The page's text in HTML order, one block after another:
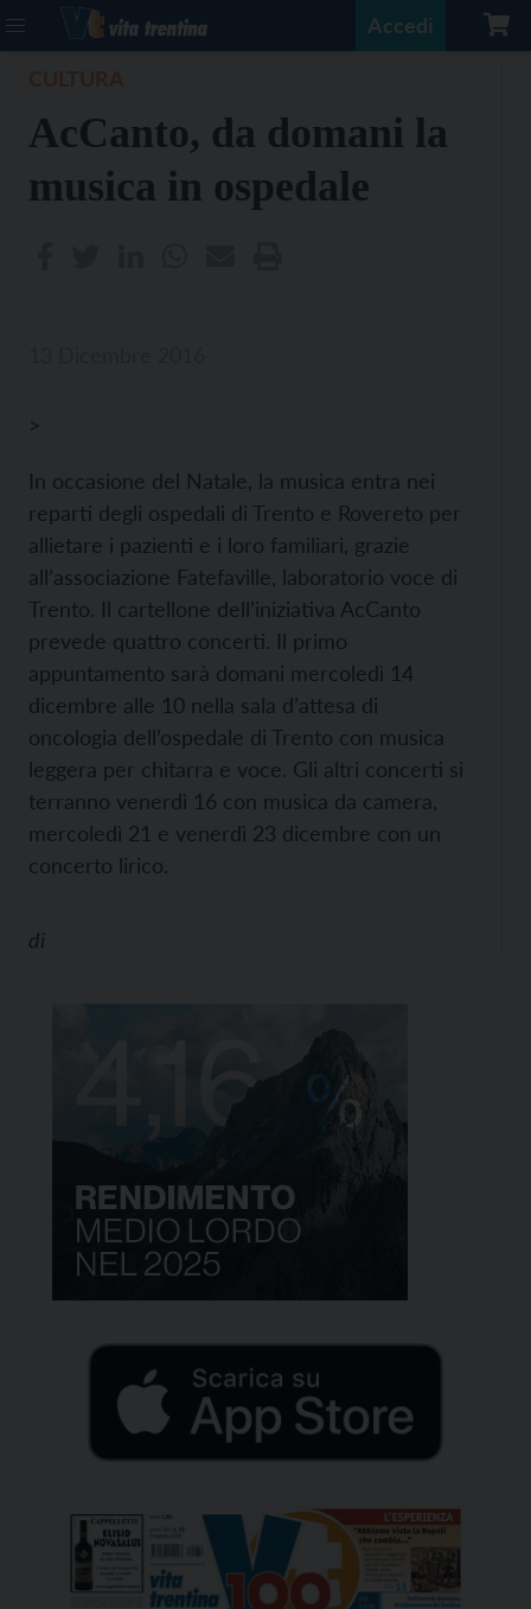
Accedi
AcCanto, da domani la
musica in ospedale
>
In occasione del Natale, la musica entra nei
reparti degli ospedali di Trento e Rovereto per
allietare i pazienti e i loro familiari, grazie
all’associazione Fatefaville, laboratorio voce di
Trento. Il cartellone dell’iniziativa AcCanto
prevede quattro concerti. Il primo
appuntamento sarà domani mercoledì 14
dicembre alle 10 nella sala d’attesa di
oncologia dell’ospedale di Trento con musica
leggera per chitarra e voce. Gli altri concerti si
terranno venerdì 16 con musica da camera,
mercoledì 21 e venerdì 23 dicembre con un
concerto lirico.
di